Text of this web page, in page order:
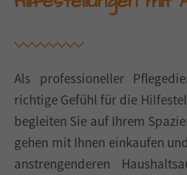
Als professioneller
richtige Gefühl für die
begleiten Sie auf Ihrem
gehen mit Ihnen einkaufen
anstrengenderen